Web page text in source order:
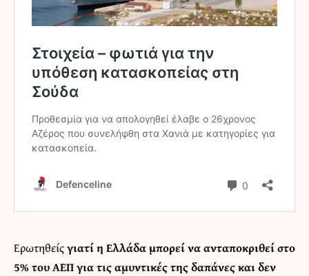
Ερωτηθείςγιατί η Ελλάδα μπορεί να ανταποκριθεί στο
5% του ΑΕΠ για τις αμυντικές της δαπάνες και δεν